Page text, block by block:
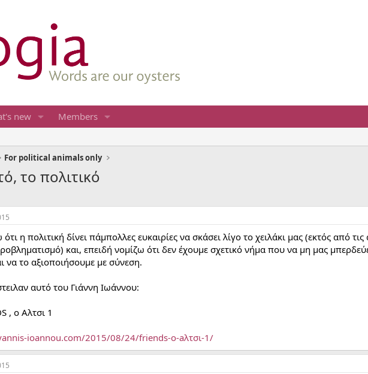
new Members
For political animals only
το πολιτικό
η πολιτική δίνει πάμπολλες ευκαιρίες να σκάσει λίγο το χειλάκι μας (εκτός από
και, επειδή νομίζω ότι δεν έχουμε σχετικό νήμα που να μη μας
να το αξιοποιήσουμε με σύνεση.
αυτό του Γιάννη Ιωάννου:
, o Aλτσι 1
ioannou.com/2015/08/24/friends-o-aλτσι-1/